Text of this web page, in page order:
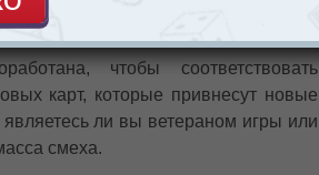
создания нелепых, смешных и
чтобы соответствовать
карт, которые привнесут новые
ли вы ветераном игры или
смеха.